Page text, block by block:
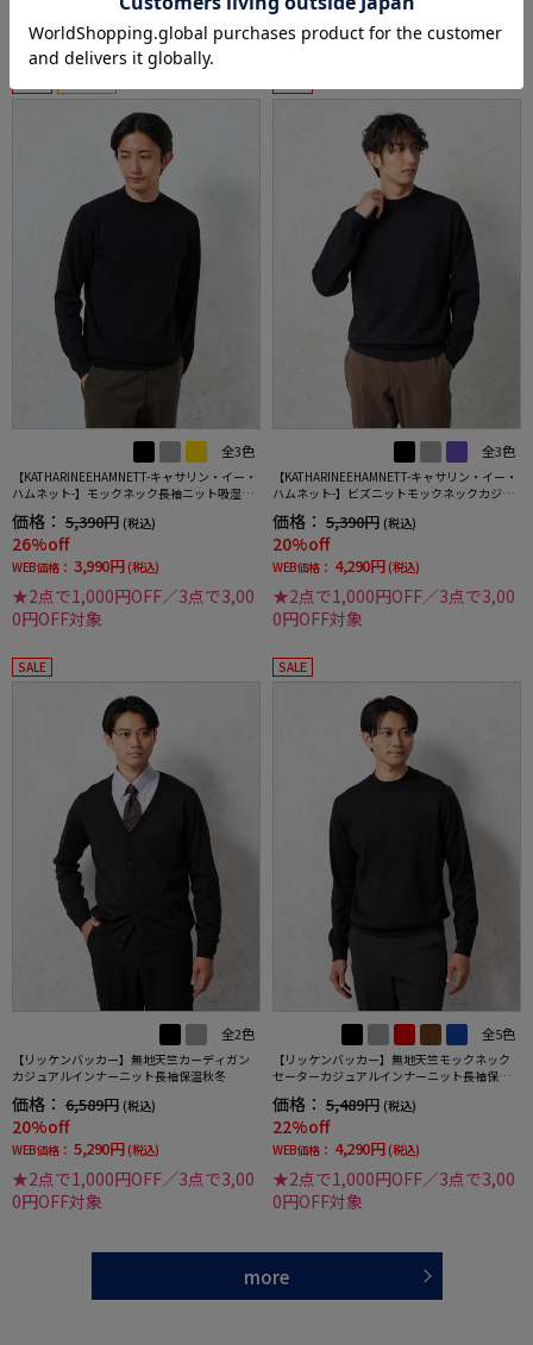
あなたへのおすすめ
RECOMMEND ITEM
全3色
【KATHARINEEHAMNETT-キャサリン・イー・
ハムネット-】モックネック長袖ニット吸湿発
価格： 5,390円 (税込)
26%off
WEB価格： 3,990円 (税込)
★2点で1,000円OFF／3点で3,00
0円OFF対象
全3色
【KATHARINEEHAMNETT-キャサリン・イー・
ハムネット-】ビズニットモックネックカジュ
軽量吸湿発熱秋冬
価格： 5,390円 (税込)
20%off
WEB価格： 4,290円 (税込)
★2点で1,000円OFF／3点で3,00
0円OFF対象
SALE
全2色
【リッケンバッカー】無地天竺カーディガン
カジュアルインナーニット長袖保温秋冬
価格： 6,589円 (税込)
20%off
WEB価格： 5,290円 (税込)
★2点で1,000円OFF／3点で3,00
0円OFF対象
SALE
全5色
【リッケンバッカー】無地天竺モックネック
セーターカジュアルインナーニット長袖保温
価格： 5,489円 (税込)
22%off
WEB価格： 4,290円 (税込)
★2点で1,000円OFF／3点で3,00
0円OFF対象
more